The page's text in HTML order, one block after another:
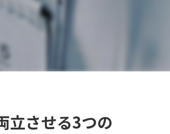
立させる3つの